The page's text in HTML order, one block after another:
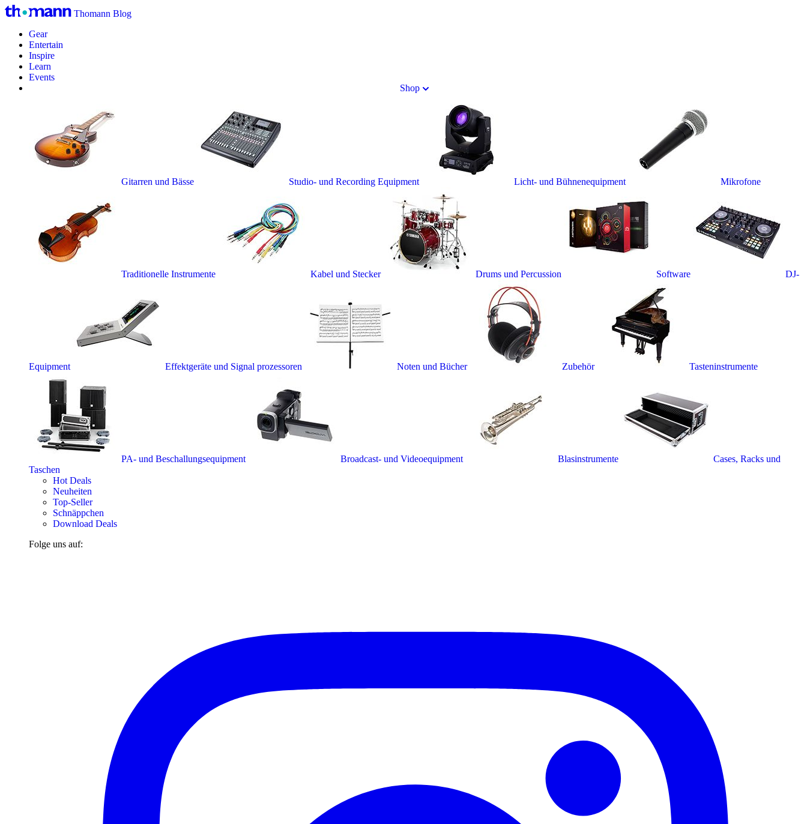
Thomann Blog
Gear
Entertain
Inspire
Learn
Events
Shop
Gitarren und Bässe Studio- und Recording Equipment Licht- und Bühnenequipment Mikrofone
Traditionelle Instrumente Kabel und Stecker Drums und Percussion Software DJ-
Equipment Effektgeräte und Signal prozessoren Noten und Bücher Zubehör Tasteninstrumente
PA- und Beschallungsequipment Broadcast- und Videoequipment Blasinstrumente
Cases, Racks und
Taschen
Hot Deals
Neuheiten
Top-Seller
Schnäppchen
Download Deals
Folge uns auf: